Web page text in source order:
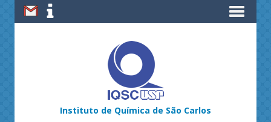
Instituto de Química de São Carlos